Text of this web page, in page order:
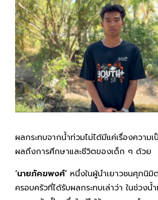
ผลกระทบจากน้ำท่วมไม่ได้มีแค่เรื่องควา
ผลถึงการศึกษาและชีวิตของเด็ก ๆ ด้วย
‘นายภัคฆพงศ์’ หนึ่งในผู้นำเยาวชนศุภนิมิ
ครอบครัวที่ได้รับผลกระทบเล่าว่า ในช่วงน้